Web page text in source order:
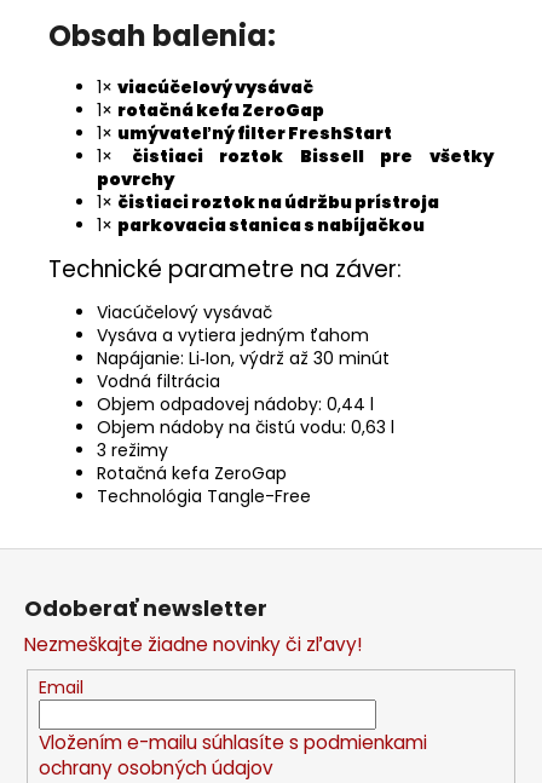
Obsah balenia:
1× viacúčelový vysávač
1× rotačná kefa ZeroGap
1× umývateľný filter FreshStart
1× čistiaci roztok Bissell pre všetky
povrchy
1× čistiaci roztok na údržbu prístroja
1× parkovacia stanica s nabíjačkou
Technické parametre na záver:
Viacúčelový vysávač
Vysáva a vytiera jedným ťahom
Napájanie: Li‑Ion, výdrž až 30 minút
Vodná filtrácia
Objem odpadovej nádoby: 0,44 l
Objem nádoby na čistú vodu: 0,63 l
3 režimy
Rotačná kefa ZeroGap
Technológia Tangle-Free
Odoberať newsletter
Nezmeškajte žiadne novinky či zľavy!
Email
Vložením e-mailu súhlasíte s podmienkami
ochrany osobných údajov